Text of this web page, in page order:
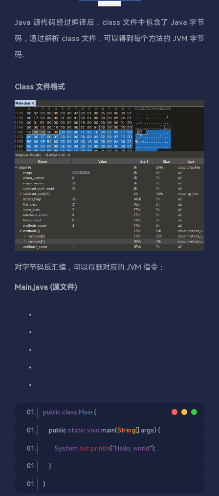
Java 源代码经过编译后，class 文件中包含了 Java 字节
码，通过解析 class 文件，可以得到每个方法的 JVM 字节
码。
Class 文件格式
对字节码反汇编，可以得到对应的 JVM 指令：
Main.java (源文件)
public class Main {
public static void main(String[] args) {
System out println("Hello world");
}
}